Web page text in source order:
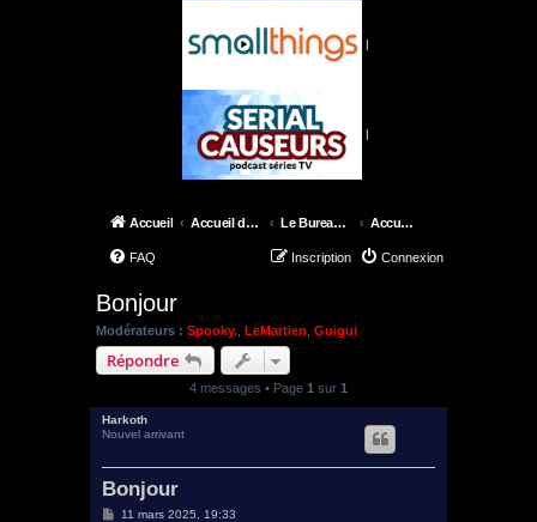
|
|
Accueil Accueil du forum Le Bureau de Skinner Accueil des nouveaux membres
FAQ Connexion
Inscription
Bonjour
Modérateurs : Spooky. LeMartien Guigui
Répondre
4 messages • Page 1 sur 1
Harkoth
Nouvel arrivant
Bonjour
M11 mars 2025, 19:33